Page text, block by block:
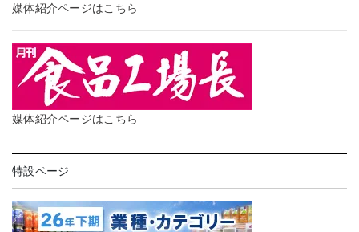
媒体紹介ページはこちら
媒体紹介ページはこちら
特設ページ